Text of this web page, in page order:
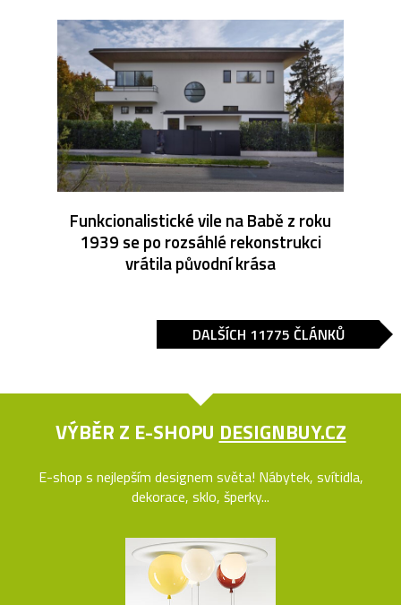
Funkcionalistické vile na Babě z roku
1939 se po rozsáhlé rekonstrukci
vrátila původní krása
DALŠÍCH 11775 ČLÁNKŮ
VÝBĚR Z E-SHOPU DESIGNBUY.CZ
E-shop s nejlepším designem světa! Nábytek, svítidla,
dekorace, sklo, šperky...